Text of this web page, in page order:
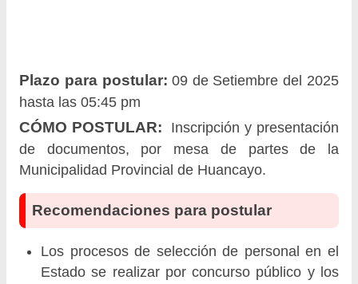
Plazo para postular: 09 de Setiembre del 2025
hasta las 05:45 pm
CÓMO POSTULAR:
Inscripción y presentación
de documentos, por mesa de partes de la
Municipalidad Provincial de Huancayo.
Recomendaciones para postular
Los procesos de selección de personal en el
Estado se realizar por concurso público y los